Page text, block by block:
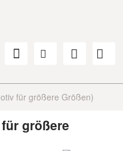
für größere Größen)
größere